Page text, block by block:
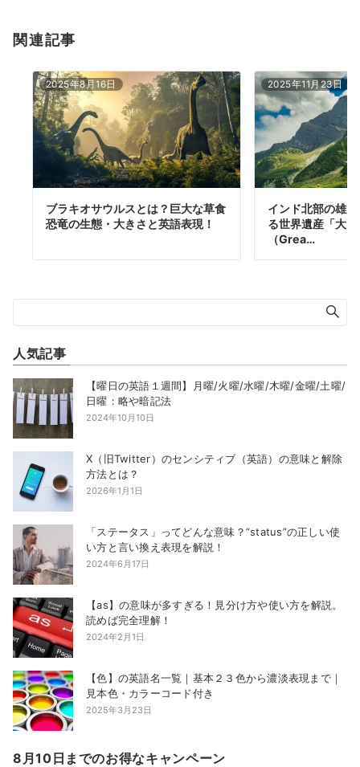
関連記事
2025年8月16日
ブラキオサウルスとは？巨大な草食
恐竜の生態・大きさと英語表現！
2025年11月23日
インド北部の雄
る世界遺産「大
（Grea…
人気記事
【曜日の英語１週間】月曜/火曜/水曜/木曜/金曜/土曜/
日曜：略や暗記法
2024年10月10日
X（旧Twitter）のセンシティブ（英語）の意味と解除
方法とは？
2026年1月1日
「ステータス」ってどんな意味？”status”の正しい使
い方と言い換え表現を解説！
2024年6月17日
【as】の意味が多すぎる！見分け方や使い方を解説。
読めば完全理解！
2024年2月1日
【色】の英語名一覧｜基本２３色から濃淡表現まで｜
見本色・カラーコード付き
2025年3月23日
8月10日までのお得なキャンペーン